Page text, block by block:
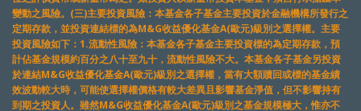
變動之風險。(三)主要投資風險：本基金各子基金主要投資於金融機構所發行之
定期存款，並投資連結標的為M&G收益優化基金A(歐元)級別之選擇權。主要
投資風險如下：1.流動性風險：本基金各子基金主要投資標的為定期存款，預
計佔基金規模約百分之八十至九十，流動性風險不大。本基金各子基金另投資
於連結M&G收益優化基金A(歐元)級別之選擇權，當有大額贖回或標的基金績
效波動較大時，可能使選擇權價格有較大差異且影響基金淨值，但不影響持有
到期之投資人。雖然M&G收益優化基金A(歐元)級別之基金規模極大，惟亦不